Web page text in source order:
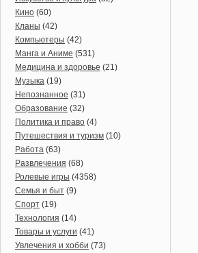
Кино (60)
Кланы (42)
Компьютеры (42)
Манга и Аниме (531)
Медицина и здоровье (21)
Музыка (19)
Непознанное (31)
Образование (32)
Политика и право (4)
Путешествия и туризм (10)
Работа (63)
Развлечения (68)
Ролевые игры (4358)
Семья и быт (9)
Спорт (19)
Технология (14)
Товары и услуги (41)
Увлечения и хобби (73)